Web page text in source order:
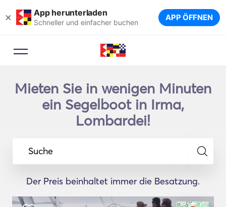
× App herunterladen
Schneller und einfacher buchen APP ÖFFNEN
Mieten Sie in wenigen Minuten
ein Segelboot in Irma,
Lombardei!
Suche
Der Preis beinhaltet immer die Besatzung.